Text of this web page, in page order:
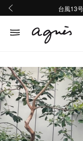
熊本地域
台風13
熊本地域